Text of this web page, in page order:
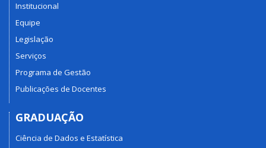
Institucional
Equipe
Legislação
Serviços
Programa de Gestão
Publicações de Docentes
GRADUAÇÃO
Ciência de Dados e Estatística